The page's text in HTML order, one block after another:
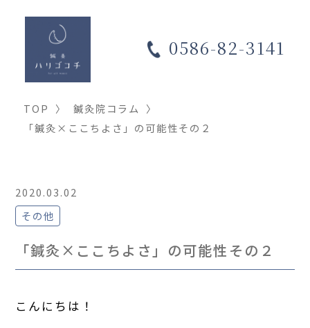
0586-82-3141
TOP 〉 鍼灸院コラム 〉
「鍼灸×ここちよさ」の可能性その２
2020.03.02
その他
「鍼灸×ここちよさ」の可能性その２
こんにちは！